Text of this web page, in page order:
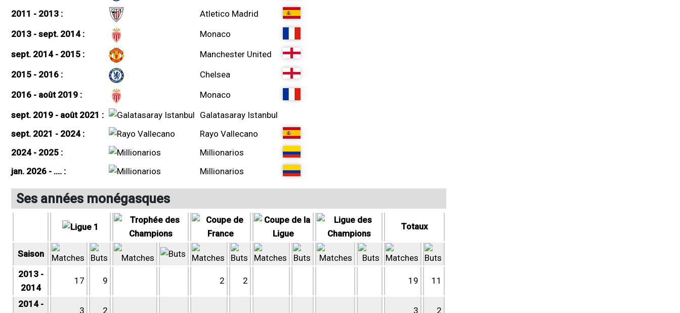
2011 - 2013 :
Atletico Madrid
2013 - sept. 2014 :
Monaco
sept. 2014 - 2015 :
Manchester United
2015 - 2016 :
Chelsea
2016 - août 2019 :
Monaco
sept. 2019 - août 2021 :
Galatasaray Istanbul
sept. 2021 - 2024 :
Rayo Vallecano
2024 - 2025 :
Millionarios
jan. 2026 - .... :
Millionarios
Ses années monégasques
Totaux
Saison
2013 -
2014
17 9 2 2 19 11
2014 -
3 2 3 2